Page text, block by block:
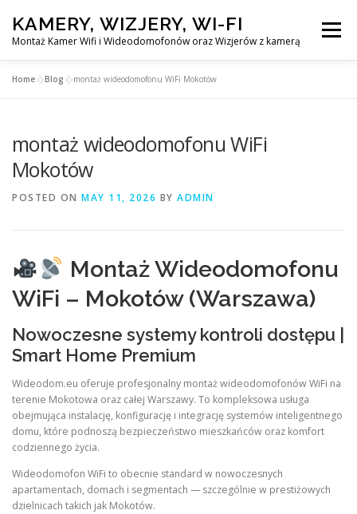
content
KAMERY, WIZJERY, WI-FI
Montaż Kamer Wifi i Wideodomofonów oraz Wizjerów z kamerą
Menu
MONTAŻ WIDEDOMOFONÓW
KONTAKT
EN
Home »Blog »montaż wideodomofonu WiFi Mokotów
montaż wideodomofonu WiFi
Mokotów
POSTED ON MAY 11, 2026 BY ADMIN
Montaż Wideodomofonu
WiFi – Mokotów (Warszawa)
Nowoczesne systemy kontroli dostępu |
Smart Home Premium
Wideodom.eu oferuje profesjonalny montaż wideodomofonów WiFi na
terenie Mokotowa oraz całej Warszawy. To kompleksowa usługa
obejmująca instalację, konfigurację i integrację systemów inteligentnego
domu, które podnoszą bezpieczeństwo mieszkańców oraz komfort
codziennego życia.
Wideodomofon WiFi to obecnie standard w nowoczesnych
apartamentach, domach i segmentach — szczególnie w prestiżowych
dzielnicach takich jak Mokotów.